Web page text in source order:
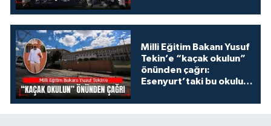
Milli Eğitim Bakanı Yusuf
Tekin’e “kaçak okulun”
önünden çağrı:
Esenyurt’taki bu okulu